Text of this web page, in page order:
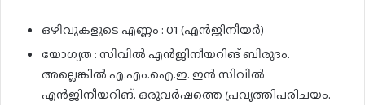
ഒഴിവുകളുടെ എണ്ണം : 01 (എൻജിനീയർ)
യോഗ്യത : സിവിൽ എൻജിനീയറിങ് ബിരുദം.
അല്ലെങ്കിൽ എ.എം.ഐ.ഇ. ഇൻ സിവിൽ
എൻജിനീയറിങ്. ഒരുവർഷത്തെ പ്രവൃത്തിപരിചയം.